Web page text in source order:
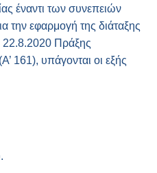
έναντι των συνεπειών
την εφαρμογή της διάταξης
22.8.2020 Πράξης
161), υπάγονται οι εξής